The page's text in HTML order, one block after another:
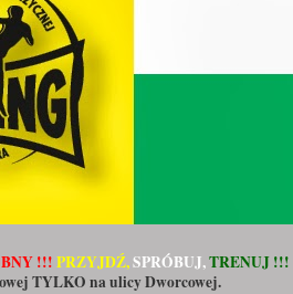
!!! PRZYJDŹ,SPRÓBUJ,TRENUJ !!!
TYLKO na ulicy Dworcowej.